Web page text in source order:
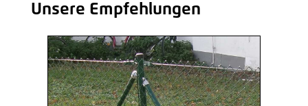
Produktgalerie überspringen
Unsere Empfehlungen